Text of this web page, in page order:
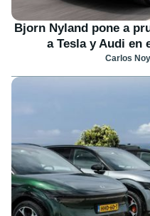
Bjorn Nyland pone a
a Tesla y Audi en
Carlos